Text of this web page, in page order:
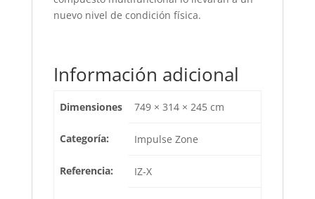
nuevo nivel de condición física.
Información adicional
Dimensiones 749 × 314 × 245 cm
Categoría: Impulse Zone
Referencia: IZ-X